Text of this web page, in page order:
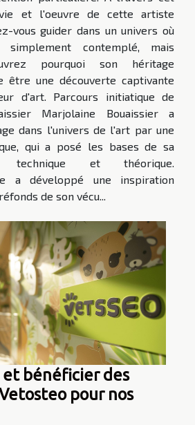
et l'oeuvre de cette artiste
vous guider dans un univers où
contemplé, mais
pourquoi son héritage
être une découverte captivante
d'art. Parcours initiatique de
Marjolaine Bouaissier a
dans l'univers de l'art par une
qui a posé les bases de sa
technique et théorique.
a développé une inspiration
de son vécu...
bénéficier des
pour nos